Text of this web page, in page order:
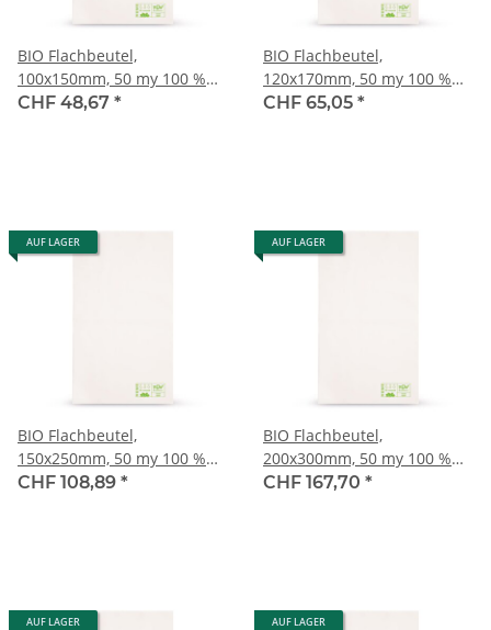
BIO Flachbeutel,
100x150mm, 50 my 100 %
biologisch abbaubar
CHF 48,67 *
BIO Flachbeutel,
120x170mm, 50 my 100 %
biologisch abbaubar
CHF 65,05 *
AUF LAGER
BIO Flachbeutel,
150x250mm, 50 my 100 %
biologisch abbaubar
CHF 108,89 *
AUF LAGER
BIO Flachbeutel,
200x300mm, 50 my 100 %
biologisch abbaubar
CHF 167,70 *
AUF LAGER AUF LAGER